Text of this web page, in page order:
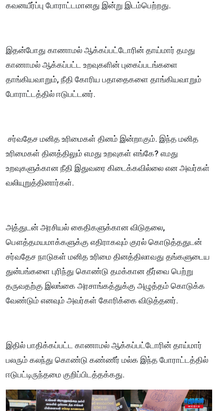
கவனயீர்ப்பு போராட்டமானது இன்று இடம்பெற்றது.
இதன்போது காணாமல் ஆக்கப்பட்டோரின் தாய்மார் தமது
காணாமல் ஆக்கப்பட்ட உறவுகளின் புகைப்படங்களை
தாங்கியவாறும், நீதி கோரிய பதாதைகளை தாங்கியவாறும்
போராட்டத்தில் ஈடுபட்டனர்.
சர்வதேச மனித உரிமைகள் தினம் இன்றாகும். இந்த மனித
உரிமைகள் தினத்திலும் எமது உறவுகள் எங்கே? எமது
உறவுகளுக்கான நீதி இதுவரை கிடைக்கவில்லை என அவர்கள்
வலியுறுத்தினார்கள்.
அத்துடன் அரசியல் கைதிகளுக்கான விடுதலை,
பௌத்தமயமாக்களுக்கு எதிராகவும் குரல் கொடுத்ததுடன்
சர்வதேச நாடுகள் மனித உரிமை தினத்திலாவது தங்களுடைய
துன்பங்களை புரிந்து கொண்டு தமக்கான தீர்வை பெற்று
தருவதற்கு இலங்கை அரசாங்கத்துக்கு அழுத்தம் கொடுக்க
வேண்டும் எனவும் அவர்கள் கோரிக்கை விடுத்தனர்.
இதில் பாதிக்கப்பட்ட காணாமல் ஆக்கப்பட்டோரின் தாய்மார்
பலரும் கலந்து கொண்டு கண்ணீர் மல்க இந்த போராட்டத்தில்
ஈடுபட்டிருந்தமை குறிப்பிடத்தக்கது.